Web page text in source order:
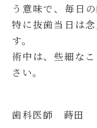
う意味で、毎日
特に抜歯当日は
す。
術中は、些細な
さい。
歯科医師 蒔田